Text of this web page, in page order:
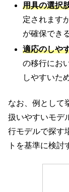
用具の選択
定されます
が確保でき
適応のしや
の移行にお
しやすいた
なお、例として
扱いやすいモデ
行モデルで探す
トを基準に検討